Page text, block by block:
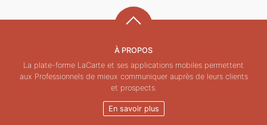
À PROPOS
La plate-forme LaCarte et ses applications mobiles permettent
aux Professionnels de mieux communiquer auprès de leurs clients
et prospects.
En savoir plus